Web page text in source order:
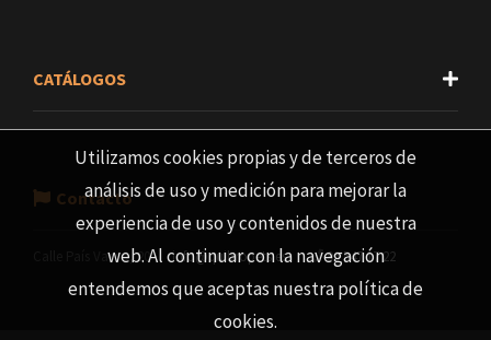
CATÁLOGOS
Contacto
Calle País Vasco, 20 info@quibropets.es 96 547 17 22
Utilizamos cookies propias y de terceros de
análisis de uso y medición para mejorar la
experiencia de uso y contenidos de nuestra
web. Al continuar con la navegación
entendemos que aceptas nuestra política de
cookies.